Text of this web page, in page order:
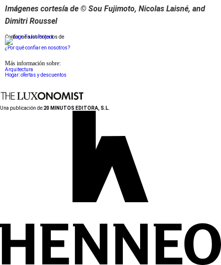
Imágenes cortesía de © Sou Fujimoto, Nicolas Laisné, and
Dimitri Roussel
Conforme a los criterios de
¿Por qué confiar en nosotros?
Más información sobre:
Arquitectura
Hogar: ofertas y descuentos
Una publicación de:20 MINUTOS EDITORA, S.L.